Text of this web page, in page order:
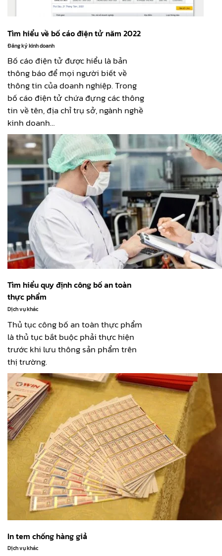
Tìm hiểu về bố cáo điện tử năm 2022
Đăng ký kinh doanh
Bố cáo điện tử được hiểu là bản
thông báo để mọi người biết về
thông tin của doanh nghiệp. Trong
bố cáo điện tử chứa đựng các thông
tin về tên, địa chỉ trụ sở, ngành nghề
kinh doanh…
Tìm hiểu quy định công bố an toàn
thực phẩm
Dịch vụ khác
Thủ tục công bố an toàn thực phẩm
là thủ tục bắt buộc phải thực hiện
trước khi lưu thông sản phẩm trên
thị trường.
In tem chống hàng giả
Dịch vụ khác